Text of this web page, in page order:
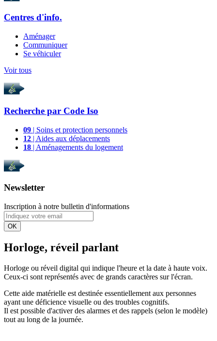
Centres d'info.
Aménager
Communiquer
Se véhiculer
Voir tous
Recherche par Code Iso
09 | Soins et protection personnels
12 | Aides aux déplacements
18 | Aménagements du logement
Newsletter
Inscription à notre bulletin d'informations
OK
Horloge, réveil parlant
Horloge ou réveil digital qui indique l'heure et la date à haute voix.
Ceux-ci sont représentés avec de grands caractères sur l'écran.
Cette aide matérielle est destinée essentiellement aux personnes
ayant une déficience visuelle ou des troubles cognitifs.
Il est possible d'activer des alarmes et des rappels (selon le modèle)
tout au long de la journée.